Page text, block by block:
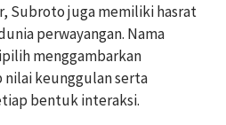
Subroto juga memiliki hasrat
perwayangan. Nama
menggambarkan
keunggulan serta
bentuk interaksi.